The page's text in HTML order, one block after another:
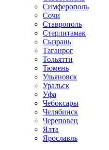
Симферополь
Сочи
Ставрополь
Стерлитамак
Сызрань
Таганрог
Тольятти
Тюмень
Ульяновск
Уральск
Уфа
Чебоксары
Челябинск
Череповец
Ялта
Ярославль